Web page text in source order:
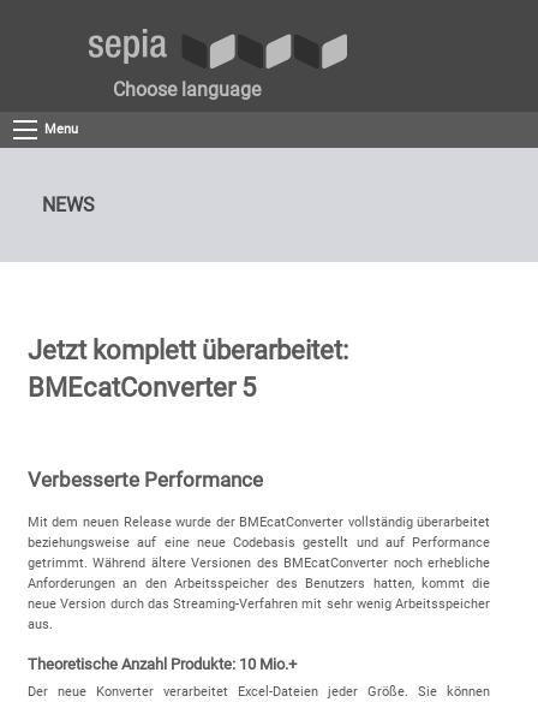
Choose language
Menu
NEWS
Jetzt komplett überarbeitet:
BMEcatConverter 5
Verbesserte Performance
Mit dem neuen Release wurde der BMEcatConverter vollständig überarbeitet
beziehungsweise auf eine neue Codebasis gestellt und auf Performance
getrimmt. Während ältere Versionen des BMEcatConverter noch erhebliche
Anforderungen an den Arbeitsspeicher des Benutzers hatten, kommt die
neue Version durch das Streaming-Verfahren mit sehr wenig Arbeitsspeicher
aus.
Theoretische Anzahl Produkte: 10 Mio.+
Der neue Konverter verarbeitet Excel-Dateien jeder Größe. Sie können